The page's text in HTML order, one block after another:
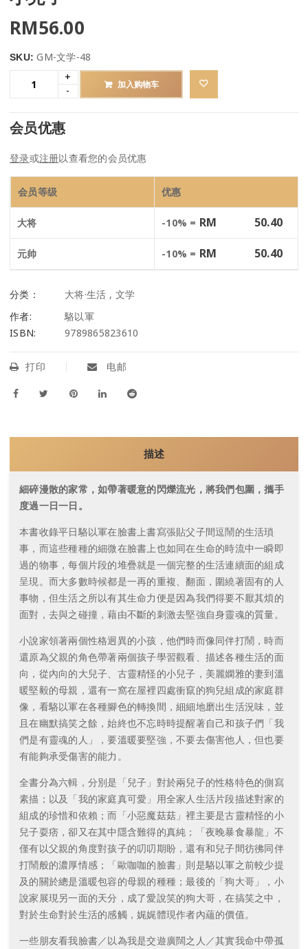
RM56.00
SKU:GM-文学-48
加入购物车
会员优惠
登录或注册以查看您的会员优惠
会员等级 优惠
大将 -10% = RM 50.40
元帅 -10% = RM 50.40
分类： 大将·生活 , 文学
作者:
駱以軍
ISBN:
9789865823610
打印 电邮
描述
細碎漫散的家常，如帶著暖意的閃爍流光，將我們包圍，攜手
度過一日一日。
本書收錄平日駱以軍在臉書上書寫張貼父子間逗鬧的生活瑣
事，而這些種種的細微在臉書上也如同在生命的時流中一瞬即
過的物事，每個片段的堆疊就是一個完整的生活連續面的組成
呈現。而大多數時候都是一再的重複、翻面，圍繞著固有的人
事物，但生活之所以有其生命力便是因為我們得要不厭其煩的
面對，去與之碰撞，藉由不斷的刺激去堅強自身靈魂的質量。
小說家領著兩個性格迥異的小孩，他們時而像同伴打鬧，時而
還原為父親的角色帶著兩個孩子學習觀看、描述各種生活的面
向，從內向的大兒子、古靈精怪的小兒子，美麗嫻雅的妻到溫
暖堅毅的母親，還有一窩在屋裡四處衝竄的狗兒組成的家庭群
像，看駱以軍在各種腳色的轉換間，細細地磨出生活況味，並
且在幽默搞笑之餘，始終也不忘時時提醒著自己和孩子們「我
們是有靈魂的人」，要溫暖要堅強，不要去傷害他人，但也要
有能夠承受傷害的能力。
全書分為六輯，分別是「兒子」對於兩兒子的性格特色的側寫
素描；以及「我的家庭真可愛」用全家人生活片段描述對家的
組成的珍惜和依賴；而「小惡魔菇菇」裡主要是古靈精怪的小
兒子耍痞，卻又在其中隱含難得的真純；「夜晚暴食暴龍」不
僅有以父親的角度對孩子的叨叨期盼，還有和兒子間彷彿同伴
打鬧般的濃厚情感；「歐咖咖的臉書」則是駱以軍之前較少提
及的關於總是溫暖包容的母親的種種；最後的「狗大哥」，小
說家展現另一面的天分，成了愛說笑的狗大哥，在搞笑之中，
對於生命對於生活的感觸，娓娓體現作者內蘊的價值。
一些朋友看我臉書／以為我是交遊廣闊之人／其實我命中帶孤